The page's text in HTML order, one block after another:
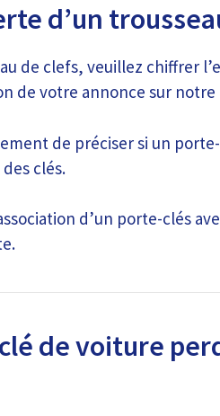
d’un
de clefs, veuillez chiffrer
de votre annonce sur
de préciser si un
clés.
d’un porte-clés
de voiture